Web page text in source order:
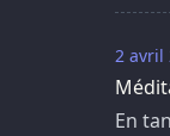
2 avril
En